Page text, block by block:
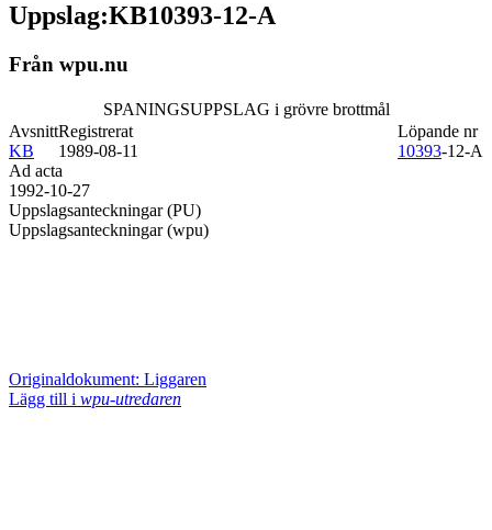
Uppslag:KB10393-12-A
Från wpu.nu
SPANINGSUPPSLAG i grövre brottmål
Avsnitt
KB
Löpande nr
10393-12-A
Registrerat
1989-08-11
Ad acta
1992-10-27
Uppslagsanteckningar (PU)
Uppslagsanteckningar (wpu)
Originaldokument: Liggaren
Lägg till i wpu-utredaren